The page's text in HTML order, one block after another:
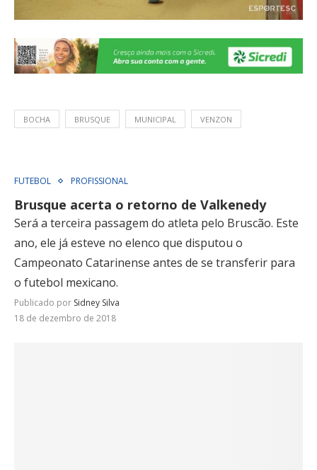
BOCHA BRUSQUE MUNICIPAL VENZON
FUTEBOL PROFISSIONAL
Brusque acerta o retorno de Valkenedy
Será a terceira passagem do atleta pelo Bruscão. Este
ano, ele já esteve no elenco que disputou o
Campeonato Catarinense antes de se transferir para
o futebol mexicano.
Publicado por Sidney Silva
18 de dezembro de 2018